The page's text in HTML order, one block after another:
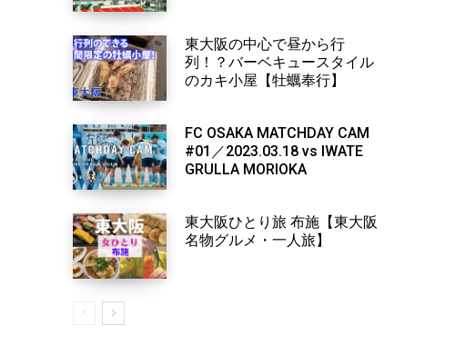
東大阪の中心で昼から行
列！？バーベキュースタイル
のカキ小屋【牡蠣奉行】
FC OSAKA MATCHDAY CAM
#01／2023.03.18 vs IWATE
GRULLA MORIOKA
東大阪ひとり旅 布施【東大阪
名物グルメ・一人旅】